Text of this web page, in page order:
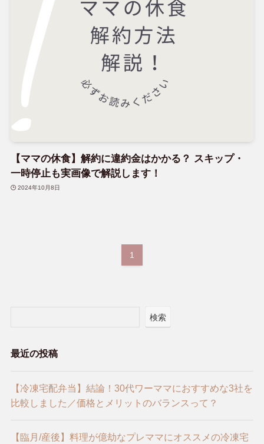
【ママの休食】解約に違約金はかかる？ スキップ・
一時停止も実画像で解説します！
2024年10月8日
1
検索
最近の投稿
【冷凍宅配弁当】結論！30代ワーママにおすすめな3社を
比較しました／価格とメリットのバランスって？
【臨月/産後】料理が億劫なプレママにオススメの冷凍宅